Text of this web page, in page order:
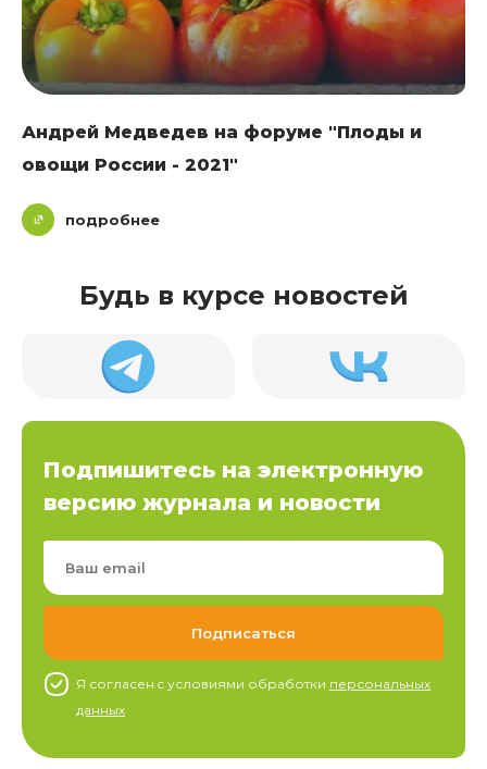
Андрей Медведев на форуме "Плоды и
овощи России - 2021"
подробнее
Будь в курсе новостей
Подпишитесь на электронную
версию журнала и новости
Я согласен c условиями обработки персональных
данных